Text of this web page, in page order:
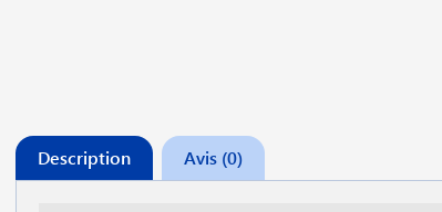
Description Avis (0)